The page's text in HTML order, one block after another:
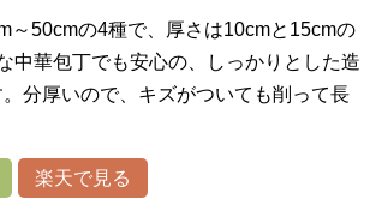
～50cmの4種で、厚さは10cmと15cmの
中華包丁でも安心の、しっかりとした造
分厚いので、キズがついても削って長
楽天で見る